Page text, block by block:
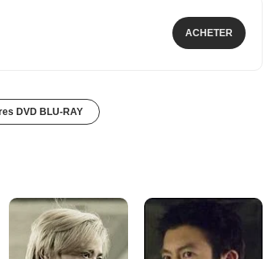
ACHETER
DVD BLU-RAY